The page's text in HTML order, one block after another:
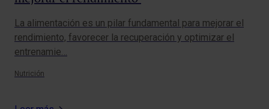
La alimentación es un pilar fundamental para mejorar el
rendimiento, favorecer la recuperación y optimizar el
entrenamie…
Nutrición